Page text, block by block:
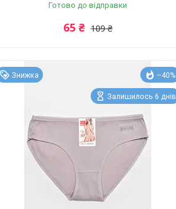
Готово до відправки
109 ₴
65 ₴
Знижка –40%
Залишилось 6 днів